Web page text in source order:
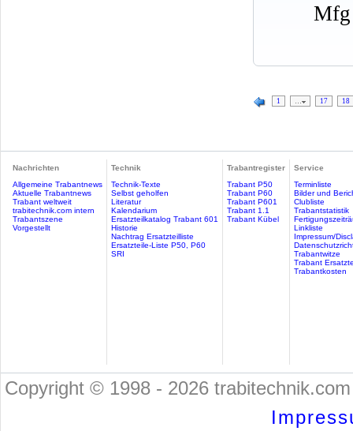
1 … 17 18
Nachrichten
Allgemeine Trabantnews
Aktuelle Trabantnews
Trabant weltweit
trabitechnik.com intern
Trabantszene
Vorgestellt
Technik
Technik-Texte
Selbst geholfen
Literatur
Kalendarium
Ersatzteilkatalog Trabant 601
Historie
Nachtrag Ersatzteilliste
Ersatzteile-Liste P50, P60
SRI
Trabantregister
Trabant P50
Trabant P60
Trabant P601
Trabant 1.1
Trabant Kübel
Service
Terminliste
Bilder und
Clubliste
Trabantstatistik
Linkliste
Impressum/
Trabantwitze
Trabant
Trabantkosten
Copyright © 1998 - 2026